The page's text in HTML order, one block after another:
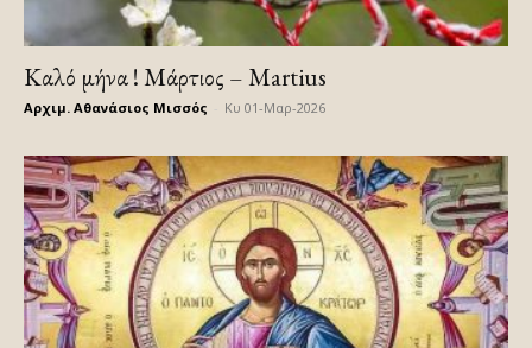
Καλό μήνα ! Μάρτιος – Martius
Αρχιμ. Αθανάσιος Μισσός Κυ 01-Μαρ-2026